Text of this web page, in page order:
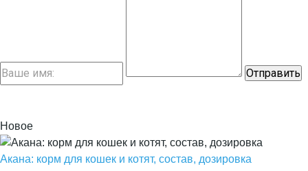
Новое
Акана: корм для кошек и котят, состав, дозировка